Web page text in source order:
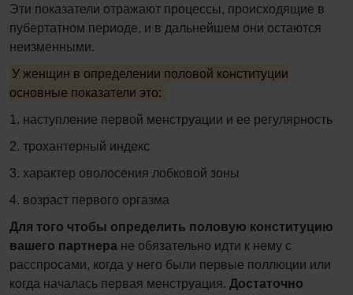
Эти показатели отражают про­цессы, происходящие в
пубертатном периоде, и в дальнейшем они остаются
неизменными.
У женщин в определении половой конституции
основные показатели это:
1. наступление первой менструации и ее регулярность
2. трохантерный индекс
3. характер оволосения лобковой зоны
4. возраст первого оргазма
Для того чтобы определить половую конституцию
вашего партнера не обязательно идти к нему с
расспросами, когда у него были первые поллюции или
когда началась первая менструация. Достаточно